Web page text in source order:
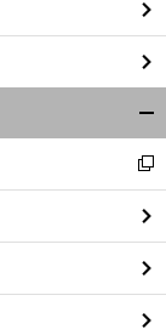
閉
る
新
し
い
ウ
ィ
ン
ド